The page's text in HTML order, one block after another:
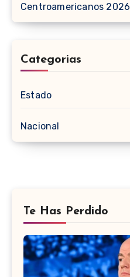
Centroamericanos 2026
Categorias
Estado
Nacional
Te Has Perdido